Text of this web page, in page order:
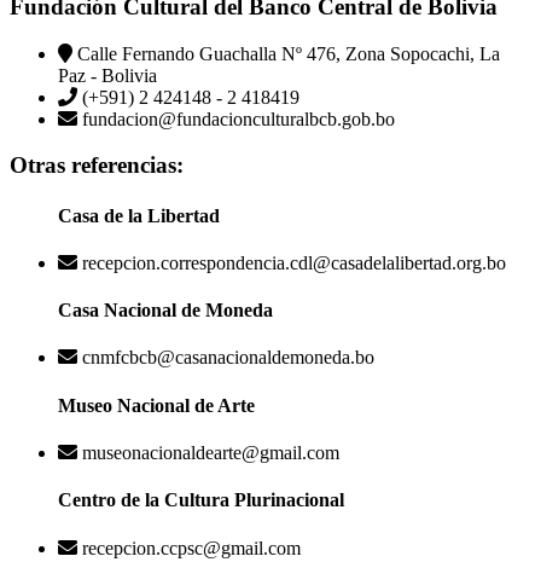
Fundación Cultural del Banco Central de Bolivia
Calle Fernando Guachalla Nº 476, Zona Sopocachi, La
Paz - Bolivia
(+591) 2 424148 - 2 418419
fundacion@fundacionculturalbcb.gob.bo
Otras referencias:
Casa de la Libertad
recepcion.correspondencia.cdl@casadelalibertad.org.bo
Casa Nacional de Moneda
cnmfcbcb@casanacionaldemoneda.bo
Museo Nacional de Arte
museonacionaldearte@gmail.com
Centro de la Cultura Plurinacional
recepcion.ccpsc@gmail.com